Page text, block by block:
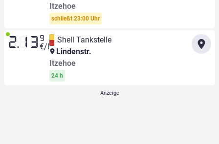
Itzehoe
schließt 23:00 Uhr
2.13 9
€/l
Shell Tankstelle
Lindenstr.
Itzehoe
24 h